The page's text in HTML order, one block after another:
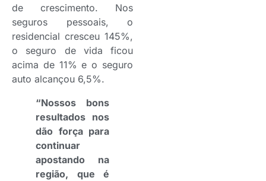
de crescimento. Nos
seguros pessoais, o
residencial cresceu 145%,
o seguro de vida ficou
acima de 11% e o seguro
auto alcançou 6,5%.
“Nossos bons
resultados nos
dão força para
continuar
apostando na
região, que é